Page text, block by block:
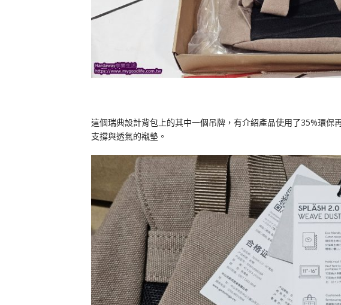
這個瑞典設計背包上的其中一個吊牌，有介紹產品使用了35%環保
支撐與透氣的襯墊。